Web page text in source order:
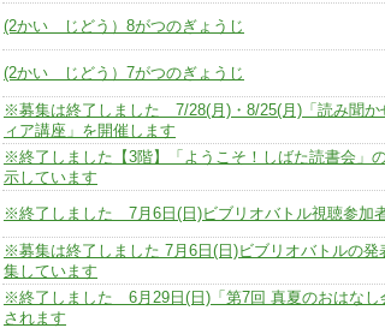
(2かい じどう）8がつのぎょうじ
(2かい じどう）7がつのぎょうじ
※募集は終了しました 7/28(月)・8/25(月)「読み聞か
ィア講座」を開催します
※終了しました【3階】「ようこそ！しばた読書会」
示しています
※終了しました 7月6日(日)ビブリオバトル視聴参加
※募集は終了しました 7月6日(日)ビブリオバトルの発
集しています
※終了しました 6月29日(日)「第7回 真夏のおはなし
されます